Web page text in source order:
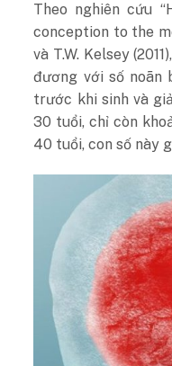
Theo nghiên cứu
conception to the
và T.W. Kelsey
đương với số noãn
trước khi sinh và
30 tuổi, chỉ còn
40 tuổi, con số này